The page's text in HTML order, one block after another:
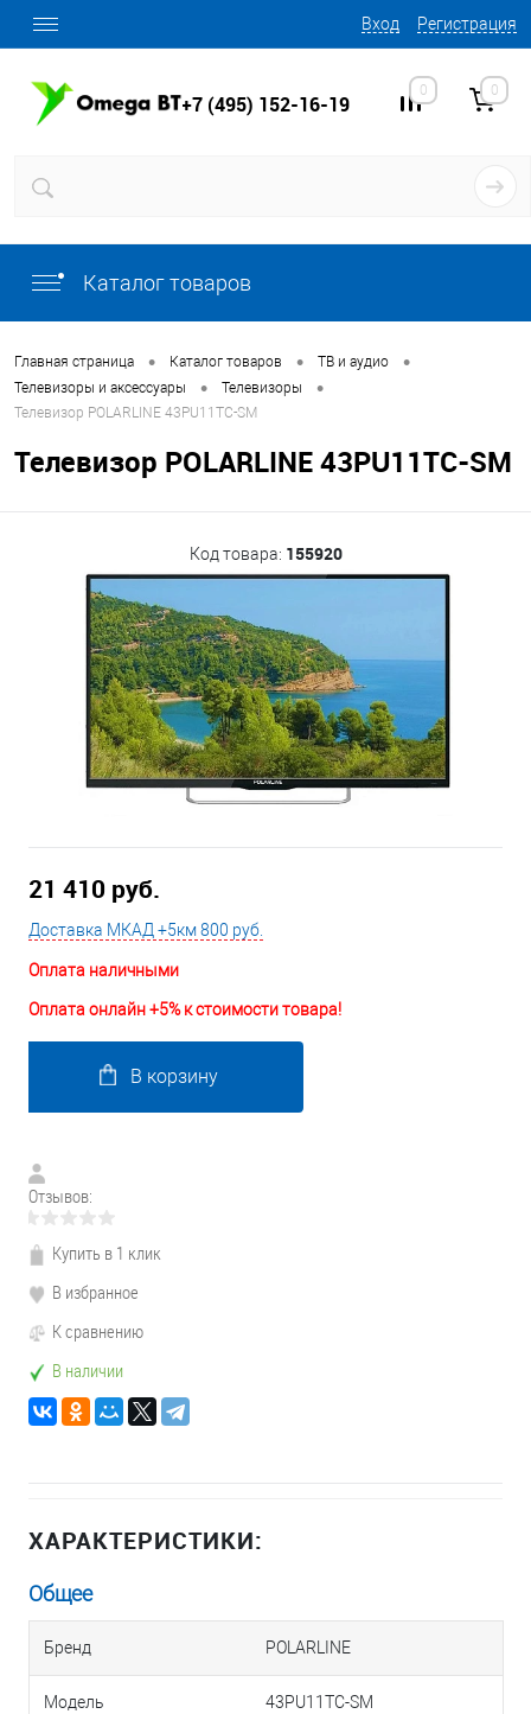
Вход Регистрация
+7 (495) 152-16-19
0 0
Каталог товаров
Главная страница • Каталог товаров • ТВ и аудио •
Телевизоры и аксессуары • Телевизоры •
Телевизор POLARLINE 43PU11TC-SM
Телевизор POLARLINE 43PU11TC-SM
Код товара: 155920
21 410 руб.
Доставка МКАД +5км 800 руб.
Оплата наличными
Оплата онлайн +5% к стоимости товара!
В корзину
Отзывов:
Купить в 1 клик
В избранное
К сравнению
В наличии
ХАРАКТЕРИСТИКИ:
Общее
Бренд POLARLINE
Модель 43PU11TC-SM